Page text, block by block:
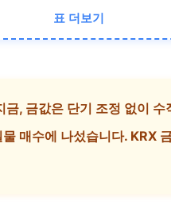
표 더보기
, 금값은 단기 조정 없이
매수에 나섰습니다. KRX